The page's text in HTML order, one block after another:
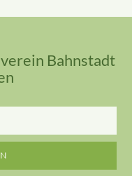
Bahnstadt